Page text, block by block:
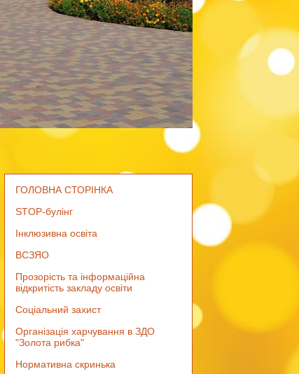
ГОЛОВНА СТОРІНКА
STOP-булінг
Інклюзивна освіта
ВСЗЯО
Прозорість та інформаційна
відкритість закладу освіти
Соціальний захист
Організація харчування в ЗДО
"Золота рибка"
Нормативна скринька